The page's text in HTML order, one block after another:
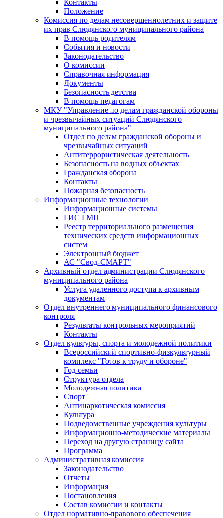
Контакты
Положение
Комиссия по делам несовершеннолетних и защите
их прав Слюдянского муниципального района
В помощь родителям
События и новости
Законодательство
О комиссии
Справочная информация
Документы
Безопасность детства
В помощь педагогам
МКУ "Управление по делам гражданской обороны
и чрезвычайных ситуаций Слюдянского
муниципального района"
Отдел по делам гражданской обороны и
чрезвычайных ситуаций
Антитеррористическая деятельность
Безопасность на водных объектах
Гражданская оборона
Контакты
Пожарная безопасность
Информационные технологии
Информационные системы
ГИС ГМП
Реестр территориального размещения
технических средств информационных
систем
Электронный бюджет
АС "Свод-СМАРТ"
Архивный отдел администрации Слюдянского
муниципального района
Услуга удаленного доступа к архивным
документам
Отдел внутреннего муниципального финансового
контроля
Результаты контрольных мероприятий
Контакты
Отдел культуры, спорта и молодежной политики
Всероссийский спортивно-физкультурный
комплекс "Готов к труду и обороне"
Год семьи
Структура отдела
Молодежная политика
Спорт
Антинаркотическая комиссия
Культура
Подведомственные учреждения культуры
Информационно-методические материалы
Переход на другую страницу сайта
Программа
Административная комиссия
Законодательство
Отчеты
Информация
Постановления
Состав комиссии и контакты
Отдел нормативно-правового обеспечения